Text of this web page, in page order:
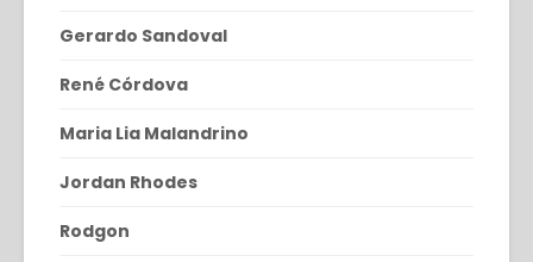
Gerardo Sandoval
René Córdova
Maria Lia Malandrino
Jordan Rhodes
Rodgon